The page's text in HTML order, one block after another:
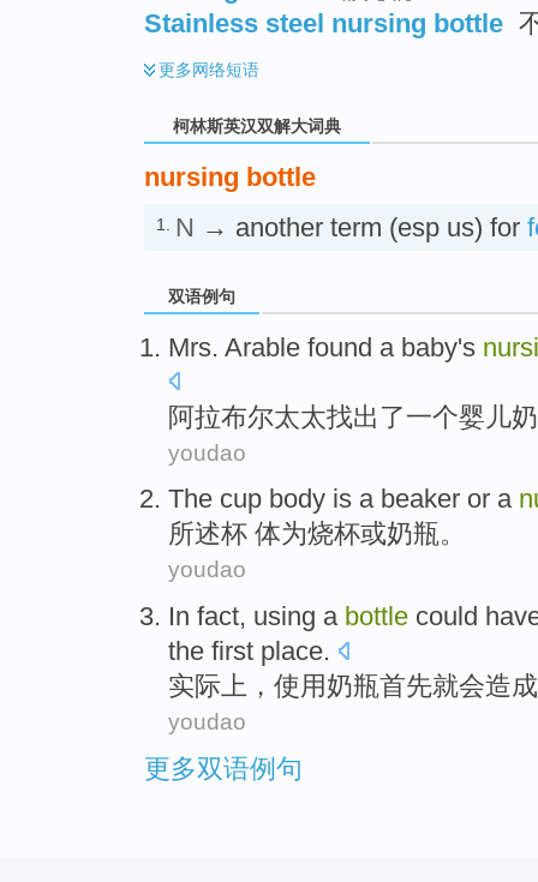
Stainless steel nursing bottle
更多网络短语
柯林斯英汉双解大词典
nursing bottle
1. N → another term (esp us) for
双语例句
Mrs. Arable found a baby's
阿拉布尔太太找出了一个婴儿
youdao
The cup body is a beaker or a
所述杯 体为烧杯或奶瓶。
youdao
In fact, using a bottle could
the first place.
实际上 ， 使用 奶瓶首先就会造成
youdao
更多双语例句